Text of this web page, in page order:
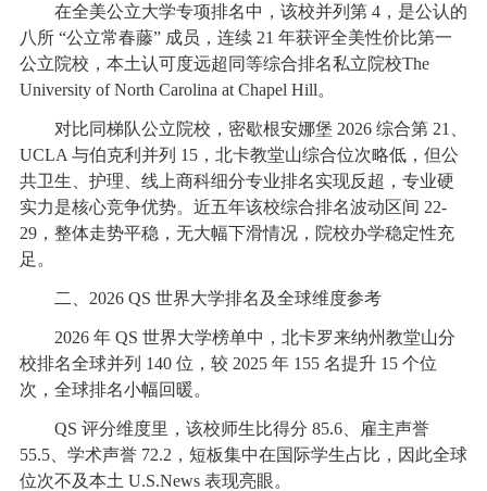
在全美公立大学专项排名中，该校并列第 4，是公认的
八所 “公立常春藤” 成员，连续 21 年获评全美性价比第一
公立院校，本土认可度远超同等综合排名私立院校The
University of North Carolina at Chapel Hill。
对比同梯队公立院校，密歇根安娜堡 2026 综合第 21、
UCLA 与伯克利并列 15，北卡教堂山综合位次略低，但公
共卫生、护理、线上商科细分专业排名实现反超，专业硬
实力是核心竞争优势。近五年该校综合排名波动区间 22-
29，整体走势平稳，无大幅下滑情况，院校办学稳定性充
足。
二、2026 QS 世界大学排名及全球维度参考
2026 年 QS 世界大学榜单中，北卡罗来纳州教堂山分
校排名全球并列 140 位，较 2025 年 155 名提升 15 个位
次，全球排名小幅回暖。
QS 评分维度里，该校师生比得分 85.6、雇主声誉
55.5、学术声誉 72.2，短板集中在国际学生占比，因此全球
位次不及本土 U.S.News 表现亮眼。